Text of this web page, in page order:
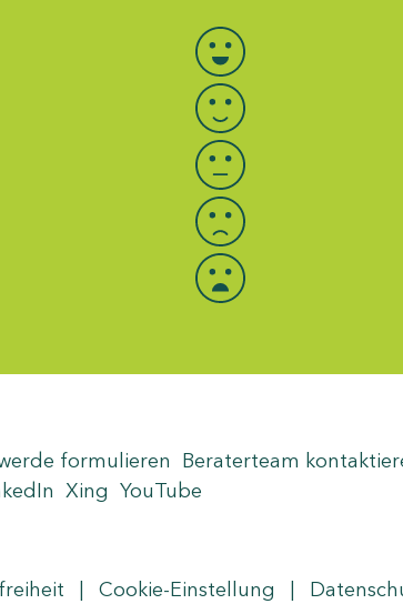
Bewertung auswählen
formulieren Beraterteam
Xing YouTube
| Cookie-Einstellung |